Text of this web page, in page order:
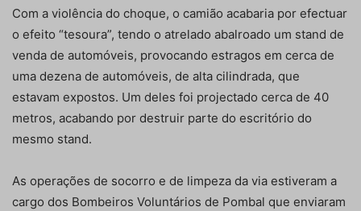
Com a violência do choque, o camião acabaria por efectuar
o efeito “tesoura”, tendo o atrelado abalroado um stand de
venda de automóveis, provocando estragos em cerca de
uma dezena de automóveis, de alta cilindrada, que
estavam expostos. Um deles foi projectado cerca de 40
metros, acabando por destruir parte do escritório do
mesmo stand.
As operações de socorro e de limpeza da via estiveram a
cargo dos Bombeiros Voluntários de Pombal que enviaram